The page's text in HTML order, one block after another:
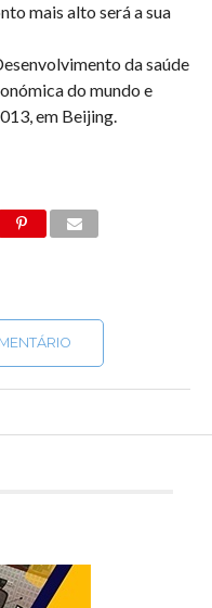
mais alto será a sua
da saúde
do mundo e
em Beijing.